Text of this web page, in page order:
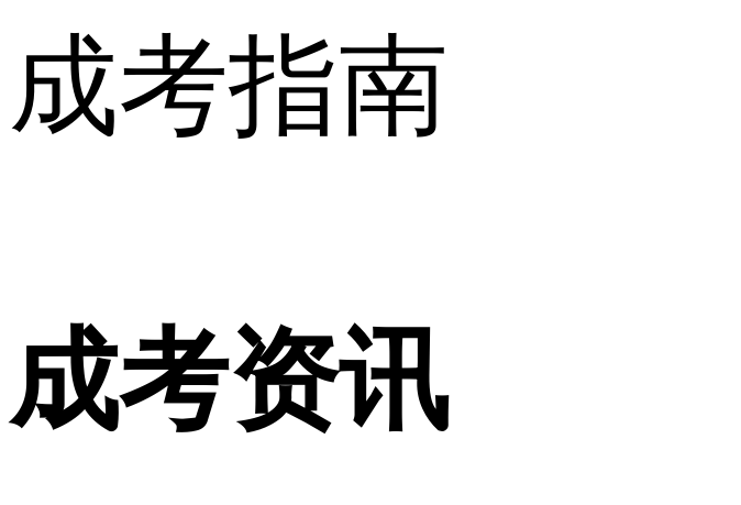
成考指南
成考资讯